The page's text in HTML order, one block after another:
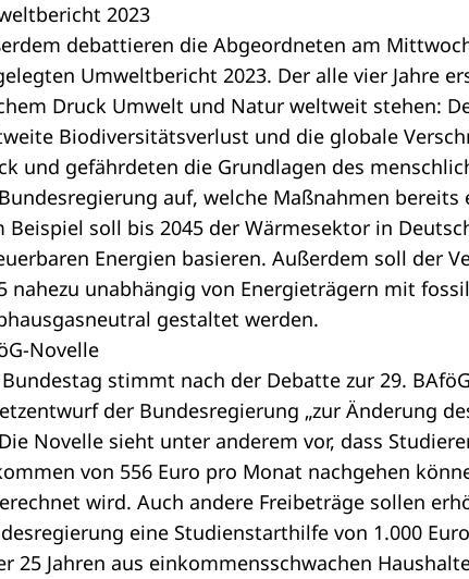
2023
debattieren die Abgeordneten am
Umweltbericht 2023. Der alle vier Jahre
Druck Umwelt und Natur weltweit stehen:
Biodiversitätsverlust und die globale
und gefährdeten die Grundlagen des
auf, welche Maßnahmen
Beispiel soll bis 2045 der Wärmesektor in
Energien basieren. Außerdem soll der
nahezu unabhängig von Energieträgern mit
gestaltet werden.
Novelle
stimmt nach der Debatte zur 29.
der Bundesregierung „zur Änderung
Novelle sieht unter anderem vor, dass
von 556 Euro pro Monat nachgehen
wird. Auch andere Freibeträge sollen
eine Studienstarthilfe von 1.000
25 Jahren aus einkommensschwachen